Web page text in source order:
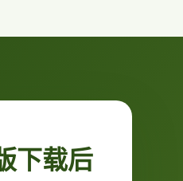
下载后